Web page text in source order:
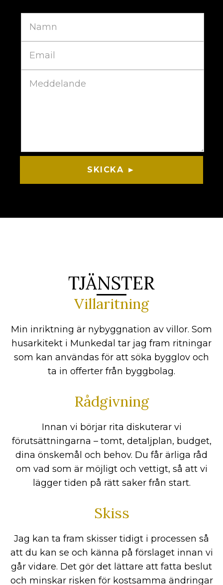
SKICKA ►
TJÄNSTER
Villaritning
Min inriktning är nybyggnation av villor. Som
husarkitekt i Munkedal tar jag fram ritningar
som kan användas för att söka bygglov och
ta in offerter från byggbolag.
Rådgivning
Innan vi börjar rita diskuterar vi
förutsättningarna – tomt, detaljplan, budget,
dina önskemål och behov. Du får ärliga råd
om vad som är möjligt och vettigt, så att vi
lägger tiden på rätt saker från start.
Skiss
Jag kan ta fram skisser tidigt i processen så
att du kan se och känna på förslaget innan vi
går vidare. Det gör det lättare att fatta beslut
och minskar risken för kostsamma ändringar